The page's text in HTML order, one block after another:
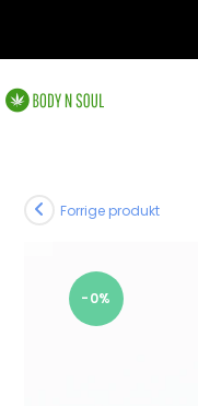
-0%
Forrige produkt